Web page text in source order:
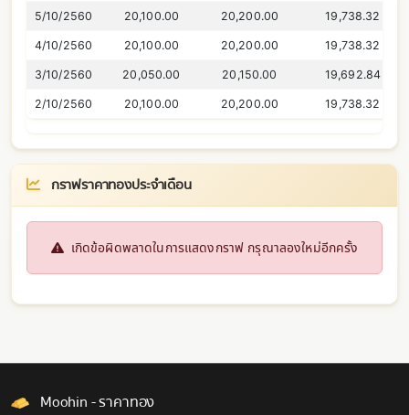
5/10/2560 20,100.00 20,200.00 19,738.32
4/10/2560 20,100.00 20,200.00 19,738.32
3/10/2560 20,050.00 20,150.00 19,692.84
2/10/2560 20,100.00 20,200.00 19,738.32
กราฟราคาทองประจำเดือน
เกิดข้อผิดพลาดในการแสดงกราฟ กรุณาลองใหม่อีกครั้ง
Moohin - ราคาทอง